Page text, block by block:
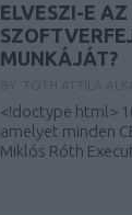
ELVESZI-E
MUNKÁJÁT?
<!doctype html>
amelyet minden
Miklós Róth